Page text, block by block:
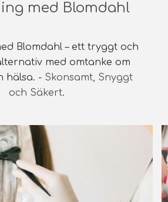
med Blomdahl
Blomdahl – ett tryggt och
med omtanke om
hälsa. - Skonsamt, Snyggt
och Säkert.